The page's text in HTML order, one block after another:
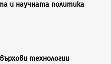
и научната политика
технологии